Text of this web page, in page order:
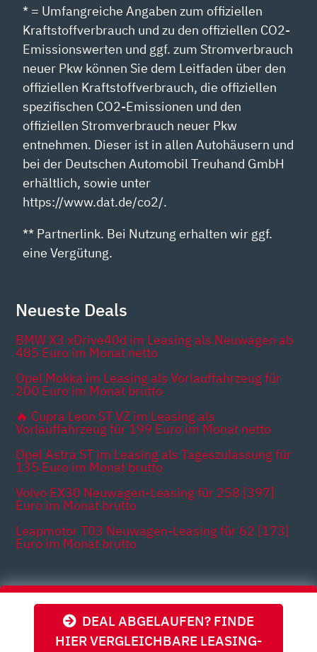
DEAL ABGELAUFEN? FINDE
HIER VERGLEICHBARE LEASING-
* = Umfangreiche Angaben zum offiziellen
Kraftstoffverbrauch und zu den offiziellen CO2-
Emissionswerten und ggf. zum Stromverbrauch
neuer Pkw können Sie dem Leitfaden über den
offiziellen Kraftstoffverbrauch, die offiziellen
spezifischen CO2-Emissionen und den
offiziellen Stromverbrauch neuer Pkw
entnehmen. Dieser ist in allen Autohäusern und
bei der Deutschen Automobil Treuhand GmbH
erhältlich, sowie unter
https://www.dat.de/co2/.
** Partnerlink. Bei Nutzung erhalten wir ggf.
eine Vergütung.
Neueste Deals
BMW X3 xDrive40d im Leasing als Neuwagen ab
485 Euro im Monat netto
Opel Mokka im Leasing als Vorlauffahrzeug für
200 Euro im Monat brutto
🔥 Cupra Leon ST VZ im Leasing als
Vorlauffahrzeug für 199 Euro im Monat netto
Opel Astra ST im Leasing als Tageszulassung für
135 Euro im Monat brutto
Volvo EX30 Neuwagen-Leasing für 258 [397]
Euro im Monat brutto
Leapmotor T03 Neuwagen-Leasing für 62 [173]
Euro im Monat brutto